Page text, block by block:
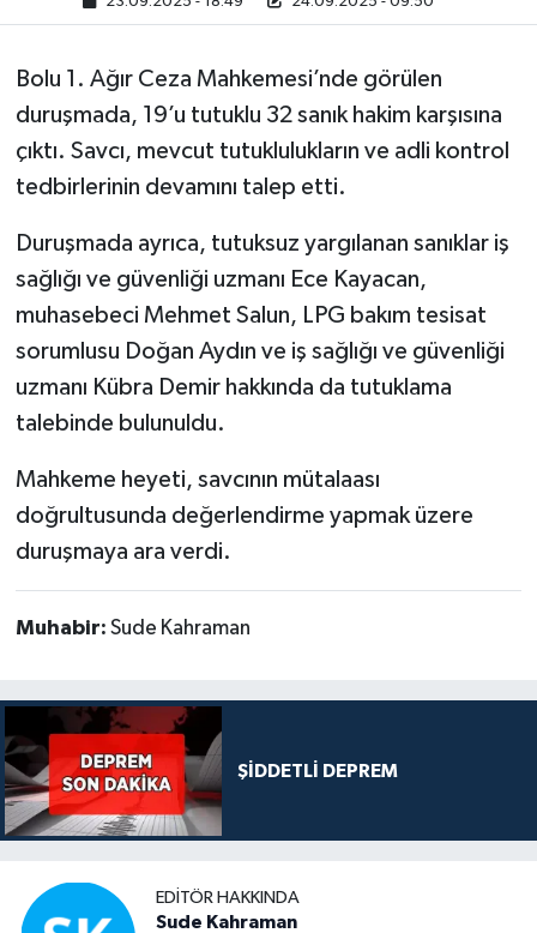
Bolu 1. Ağır Ceza Mahkemesi’nde görülen
duruşmada, 19’u tutuklu 32 sanık hakim karşısına
çıktı. Savcı, mevcut tutuklulukların ve adli kontrol
tedbirlerinin devamını talep etti.
Duruşmada ayrıca, tutuksuz yargılanan sanıklar iş
sağlığı ve güvenliği uzmanı Ece Kayacan,
muhasebeci Mehmet Salun, LPG bakım tesisat
sorumlusu Doğan Aydın ve iş sağlığı ve güvenliği
uzmanı Kübra Demir hakkında da tutuklama
talebinde bulunuldu.
Mahkeme heyeti, savcının mütalaası
doğrultusunda değerlendirme yapmak üzere
duruşmaya ara verdi.
Muhabir: Sude Kahraman
ŞİDDETLİ DEPREM
EDITÖR HAKKINDA
Sude Kahraman